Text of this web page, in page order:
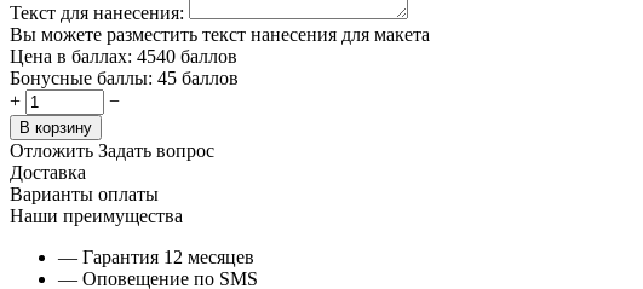
Текст для нанесения:
Вы можете разместить текст нанесения для макета
Цена в баллах: 4540 баллов
Бонусные баллы: 45 баллов
+
−
В корзину
Отложить Задать вопрос
Доставка
Варианты оплаты
Наши преимущества
— Гарантия 12 месяцев
— Оповещение по SMS